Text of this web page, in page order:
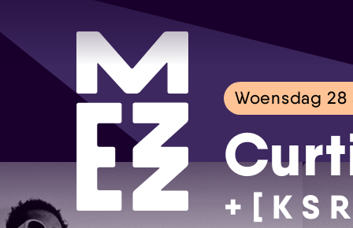
Woensdag 28
+ [ K S